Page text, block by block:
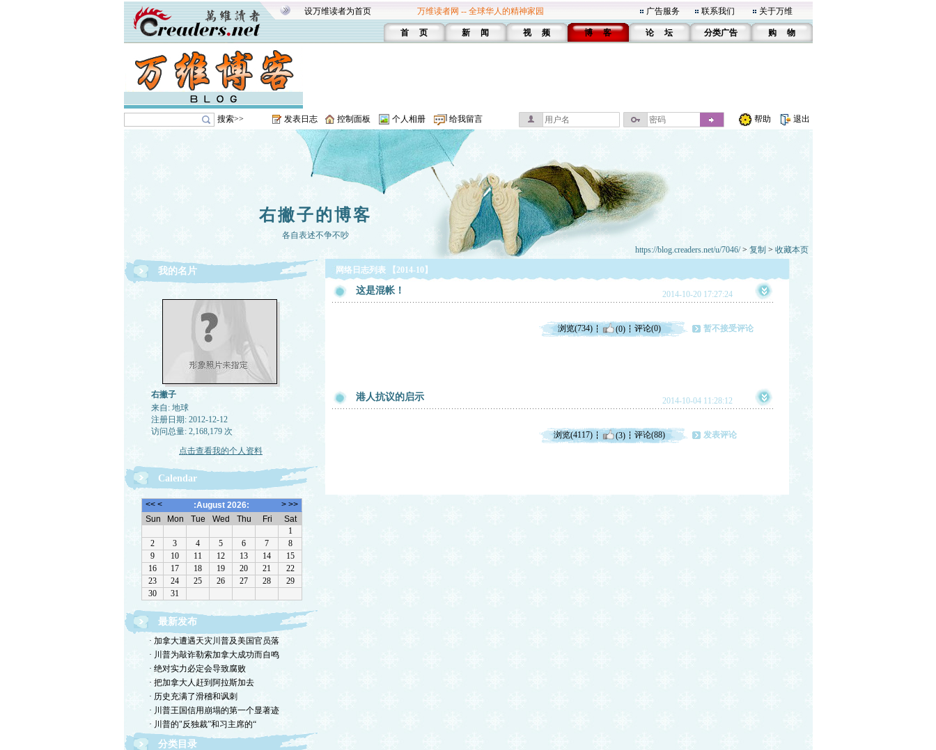
设万维读者为首页 万维读者网 -- 全球华人的精神家园 广告服务 联系我们 关于万维
首 页 新 闻 视 频 博 客 论 坛 分类广告 购 物
搜索>> 发表日志 控制面板 个人相册 给我留言 帮助 退出
右撇子的博客
各自表述不争不吵
https://blog.creaders.net/u/7046/> 复制 > 收藏本页
我的名片
右撇子
来自: 地球
注册日期: 2012-12-12
访问总量: 2,168,179 次
点击查看我的个人资料
Calendar
最新发布
· 加拿大遭遇天灾川普及美国官员落
· 川普为敲诈勒索加拿大成功而自鸣
· 绝对实力必定会导致腐败
· 把加拿大人赶到阿拉斯加去
· 历史充满了滑稽和讽刺
· 川普王国信用崩塌的第一个显著迹
· 川普的"反独裁”和习主席的“
分类目录
网络日志列表 【2014-10】
这是混帐！ 2014-10-20 17:27:24
浏览(734) (0) 评论(0) 暂不接受评论
港人抗议的启示 2014-10-04 11:28:12
浏览(4117) (3) 评论(88) 发表评论